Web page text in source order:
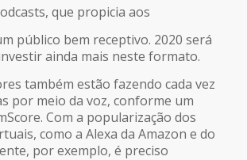
que propicia aos
público bem receptivo. 2020 será
ainda mais neste formato.
também estão fazendo cada vez
por meio da voz, conforme um
Com a popularização dos
como a Alexa da Amazon e do
por exemplo, é preciso